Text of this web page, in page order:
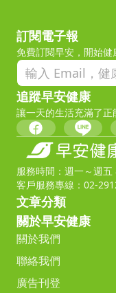
訂閱電子報
免費訂閱早安，開始健
追蹤早安健康
讓一天的生活充滿了正
服務時間：週一～週
客戶服務專線：02-
文章分類
關於早安健康
關於我們
聯絡我們
廣告刊登